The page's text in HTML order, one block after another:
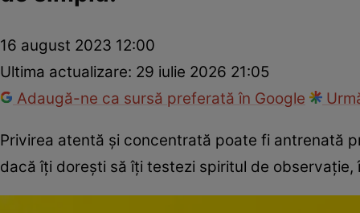
16 august 2023 12:00
Ultima actualizare: 29 iulie 2026 21:05
Adaugă-ne ca sursă preferată în Google
Privirea atentă și concentrată poate fi antrenată
dacă îți dorești să îți testezi spiritul de